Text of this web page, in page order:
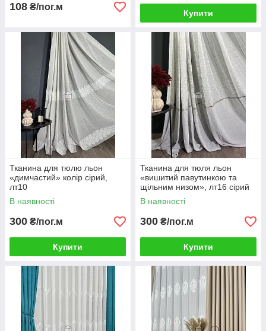
108 ₴/пог.м
Купити
Тканина для тюлю льон
«димчастий» колір сірий,
лт10
В наявності
300 ₴/пог.м
Купити
Тканина для тюля льон
«вишитий павутинкою та
щільним низом», лт16 сірий
В наявності
300 ₴/пог.м
Купити